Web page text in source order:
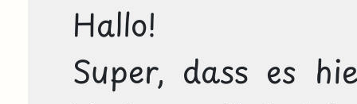
Hallo!
Super, dass es